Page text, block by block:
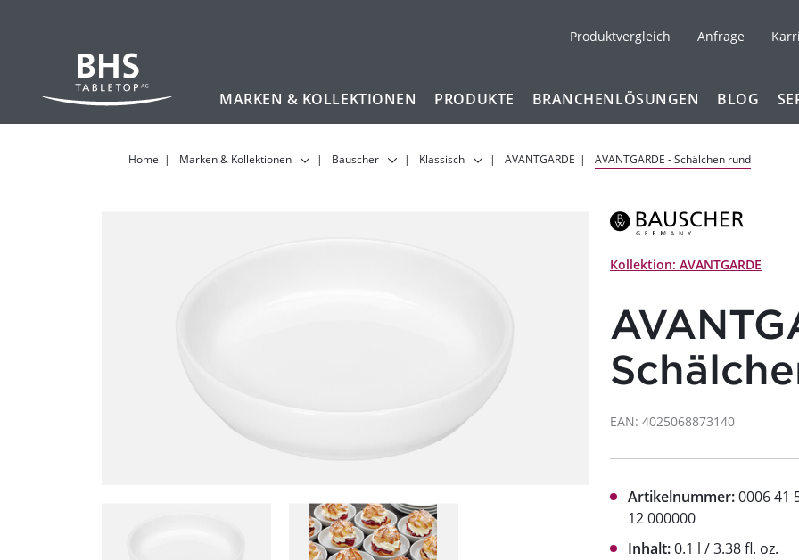
Produktvergleich Anfrage
MARKEN & KOLLEKTIONEN PRODUKTE BRANCHENLÖSUNGEN BLOG
Home Marken & Kollektionen Bauscher Klassisch AVANTGARDE AVANTGARDE - Schälchen rund
Kollektion: AVANTGARDE
EAN: 4025068873140
Artikelnummer:0006 41
12 000000
Inhalt:0.1 l / 3.38 fl. oz.